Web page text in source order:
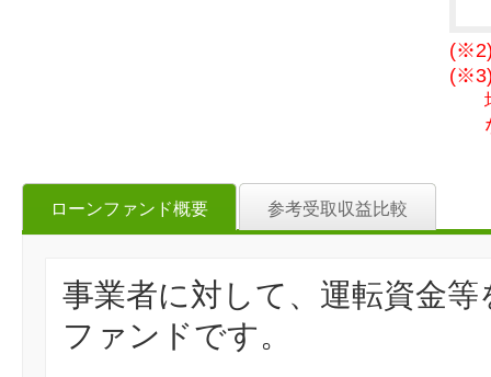
(※2)
(※3)
ローンファンド概要 参考受取収益比較
事業者に対して、運転資金
ファンドです。